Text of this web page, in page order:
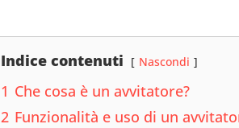
Indice contenuti Nascondi
1 Che cosa è un avvitatore?
2 Funzionalità e uso di un